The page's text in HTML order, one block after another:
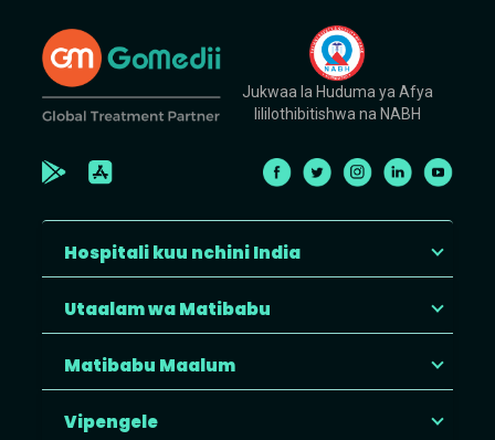
Jukwaa la Huduma ya Afya
lililothibitishwa na NABH
Hospitali kuu nchini India
Utaalam wa Matibabu
Matibabu Maalum
Vipengele